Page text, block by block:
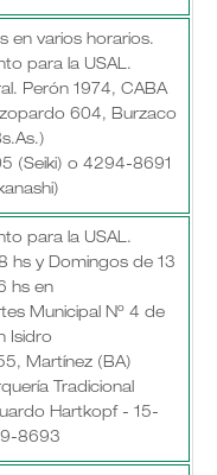
en varios horarios.
para la USAL.
Perón 1974, CABA
604, Burzaco
(Seiki) o 4294-8691
para la USAL.
hs y Domingos de 13
hs en
Municipal Nº 4 de
Isidro
Martínez (BA)
Tradicional
Hartkopf - 15-
8693